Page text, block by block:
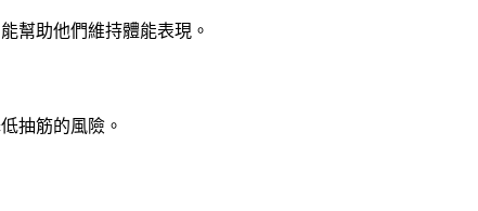
幫助他們維持體能表現。
抽筋的風險。